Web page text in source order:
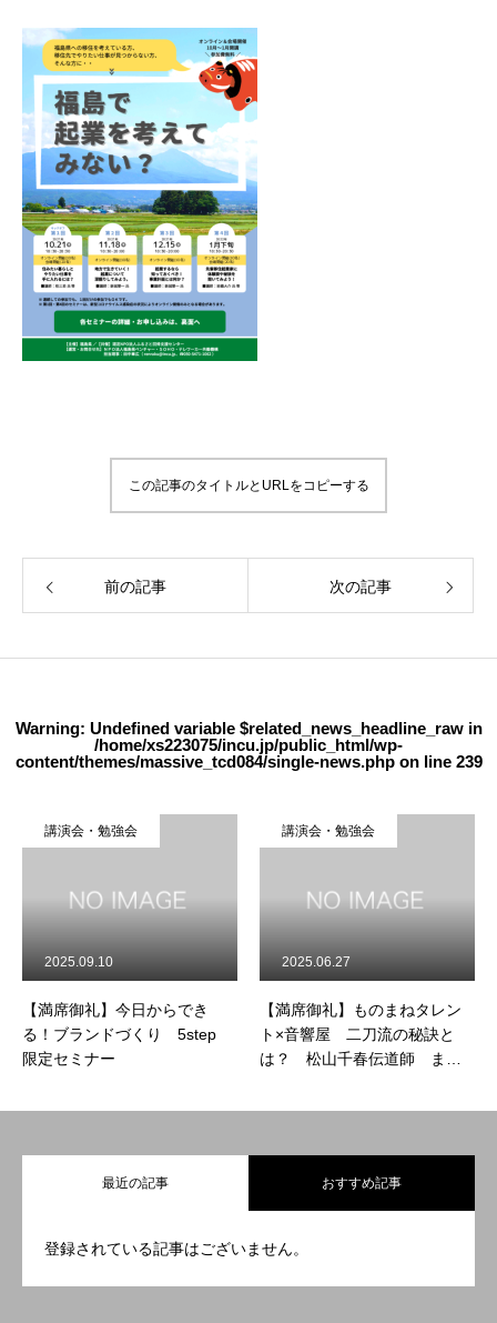
交通アクセス
リンク
お問い合わせ・事業相談
この記事のタイトルとURLをコピーする
前の記事 次の記事
Warning: Undefined variable $related_news_headline_raw in
/home/xs223075/incu.jp/public_html/wp-
content/themes/massive_tcd084/single-news.phpon line 239
講演会・勉強会
【満席御礼】今日からでき
る！ブランドづくり 5step
限定セミナー
2025.09.10
講演会・勉強会
【満席御礼】ものまねタレン
ト×音響屋 二刀流の秘訣と
は？ 松山千春伝道師 まっ
2025.06.27
最近の記事 おすすめ記事
登録されている記事はございません。